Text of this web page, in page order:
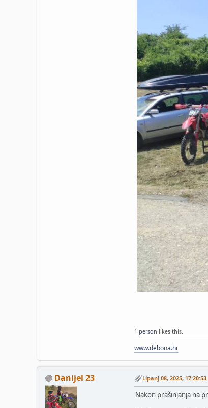
1 person likes this.
www.debona.hr
Danijel 23 Lipanj 08, 2025, 17:20:53
Nakon prašinjanja na